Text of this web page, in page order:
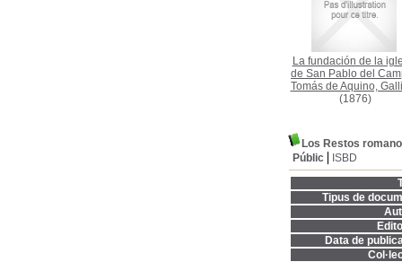
La fundación de la
de San Pablo del
Tomás de Aquino,
(1876)
Los Restos
Públic
ISBD
Tipus de
Data de